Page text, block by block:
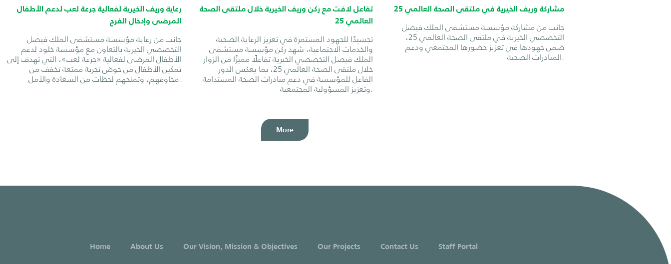
رعاية وريف الخيرية لفعالية جرعة لعب لدعم الأطفال
المرضى وإدخال الفرح
جانب من رعاية مؤسسة مستشفى الملك فيصل
التخصصي الخيرية بالتعاون مع مؤسسة خلود لدعم
الأطفال المرضى لفعالية «جرعة لعب»، التي تهدف إلى
تمكين الأطفال من خوض تجربة ممتعة تخفف من
مخاوفهم، وتمنحهم لحظات من السعادة والأمل.
تفاعل لافت مع ركن وريف الخيرية خلال ملتقى الصحة
العالمي 25
تجسيدًا للجهود المستمرة في تعزيز الرعاية الصحية
والخدمات الاجتماعية، شهد ركن مؤسسة مستشفى
الملك فيصل التخصصي الخيرية تفاعلًا مميزًا من الزوار
خلال ملتقى الصحة العالمي 25، بما يعكس الدور
الفاعل للمؤسسة في دعم مبادرات الصحة المستدامة
وتعزيز المسؤولية المجتمعية.
مشاركة وريف الخيرية في ملتقى الصحة العالمي 25
جانب من مشاركة مؤسسة مستشفى الملك فيصل
التخصصي الخيرية في ملتقى الصحة العالمي 25،
ضمن جهودها في تعزيز حضورها المجتمعي ودعم
المبادرات الصحية.
More
Home About Us Our Vision, Mission & Objectives Our Projects Contact Us Staff Portal